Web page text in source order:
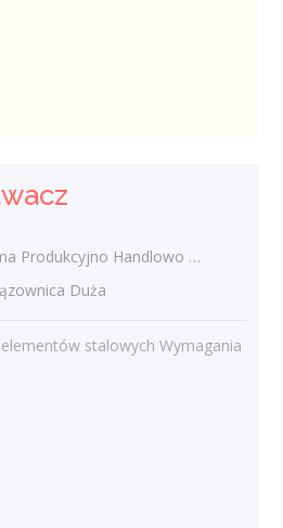
Usługowa "KONRAD" Wiązownica Duża
Duża
stalowych Wymagania